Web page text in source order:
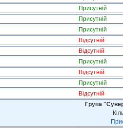
Присутній
Присутній
Присутній
Відсутній
Відсутній
Присутній
Відсутній
Присутній
Відсутній
Група